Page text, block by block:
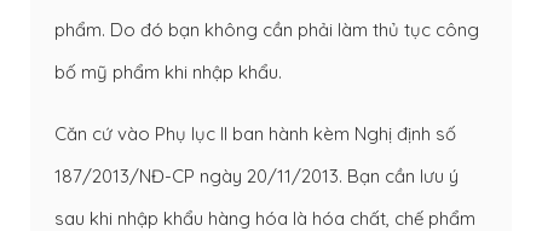
phẩm. Do đó bạn không cần phải làm thủ tục công
bố mỹ phẩm khi nhập khẩu.
Căn cứ vào Phụ lục II ban hành kèm Nghị định số
187/2013/NĐ-CP ngày 20/11/2013. Bạn cần lưu ý
sau khi nhập khẩu hàng hóa là hóa chất, chế phẩm